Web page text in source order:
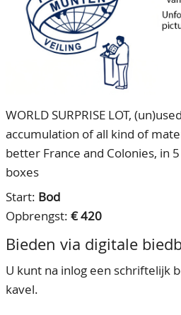
WORLD SURPRISE LOT,
accumulation of all kind of
better France and Colonies, in
boxes
Start: Bod
Opbrengst: € 420
Bieden via digitale
U kunt na inlog een schriftelijk
kavel.